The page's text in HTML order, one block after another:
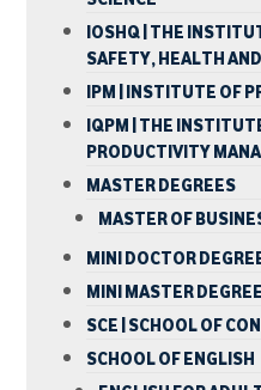
IOSHQ | THE
SAFETY, HEALTH
IPM | INSTITUTE OF
IQPM | THE
PRODUCTIVITY
MASTER DEGREES
MASTER OF
MINI DOCTOR
MINI MASTER
SCE | SCHOOL OF
SCHOOL OF ENGLISH